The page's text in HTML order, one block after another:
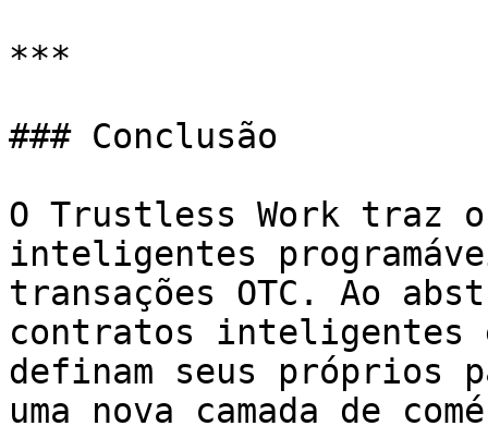
***
### Conclusão
O Trustless Work traz
inteligentes
transações OTC. Ao
contratos inteligentes
definam seus próprios
uma nova camada de